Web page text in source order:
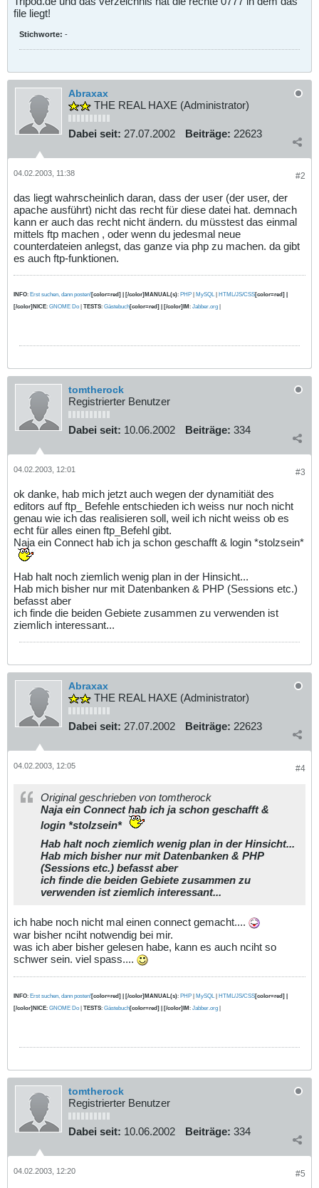
file liegt!
Stichworte: -
Abraxax
THE REAL HAXE (Administrator)
Dabei seit: 27.07.2002 Beiträge: 22623
#2
04.02.2003, 11:38
das liegt wahrscheinlich daran, dass der user (der user, der
apache ausführt) nicht das recht für diese datei hat. demnach
kann er auch das recht nicht ändern. du müsstest das einmal
mittels ftp machen , oder wenn du jedesmal neue
counterdateien anlegst, das ganze via php zu machen. da gibt
es auch ftp-funktionen.
INFO: Erst suchen, dann posten![color=red] | [/color]MANUAL(s): PHP | MySQL | HTML/JS/CSS[color=red] |
[/color]NICE: GNOME Do | TESTS: Gästebuch[color=red] | [/color]IM: Jabber.org |
tomtherock
Registrierter Benutzer
Dabei seit: 10.06.2002 Beiträge: 334
#3
04.02.2003, 12:01
ok danke, hab mich jetzt auch wegen der dynamitiät des
editors auf ftp_ Befehle entschieden ich weiss nur noch nicht
genau wie ich das realisieren soll, weil ich nicht weiss ob es
echt für alles einen ftp_Befehl gibt.
Naja ein Connect hab ich ja schon geschafft & login *stolzsein*
Hab halt noch ziemlich wenig plan in der Hinsicht...
Hab mich bisher nur mit Datenbanken & PHP (Sessions etc.)
befasst aber
ich finde die beiden Gebiete zusammen zu verwenden ist
ziemlich interessant...
Abraxax
THE REAL HAXE (Administrator)
Dabei seit: 27.07.2002 Beiträge: 22623
#4
04.02.2003, 12:05
Original geschrieben von tomtherock
Naja ein Connect hab ich ja schon geschafft &
login *stolzsein*
Hab halt noch ziemlich wenig plan in der Hinsicht...
Hab mich bisher nur mit Datenbanken & PHP
(Sessions etc.) befasst aber
ich finde die beiden Gebiete zusammen zu
verwenden ist ziemlich interessant...
ich habe noch nicht mal einen connect gemacht....
war bisher nciht notwendig bei mir.
was ich aber bisher gelesen habe, kann es auch nciht so
schwer sein. viel spass....
INFO: Erst suchen, dann posten![color=red] | [/color]MANUAL(s): PHP | MySQL | HTML/JS/CSS[color=red] |
[/color]NICE: GNOME Do | TESTS: Gästebuch[color=red] | [/color]IM: Jabber.org |
tomtherock
Registrierter Benutzer
Dabei seit: 10.06.2002 Beiträge: 334
#5
04.02.2003, 12:20